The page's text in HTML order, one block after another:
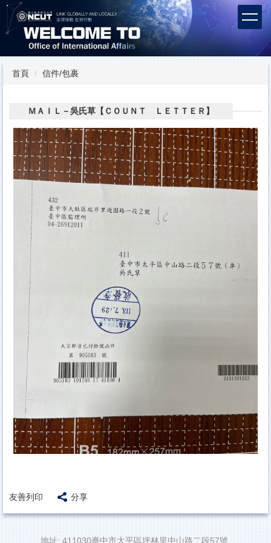
跳
到
主
內
容首頁 信件/包裹
ＭＡＩＬ－吳氏草【ＣＯＵＮＴ ＬＥＴＴＥＲ】
友善列印 分享
地址: 411030臺中市太平區坪林里中山路二段57號